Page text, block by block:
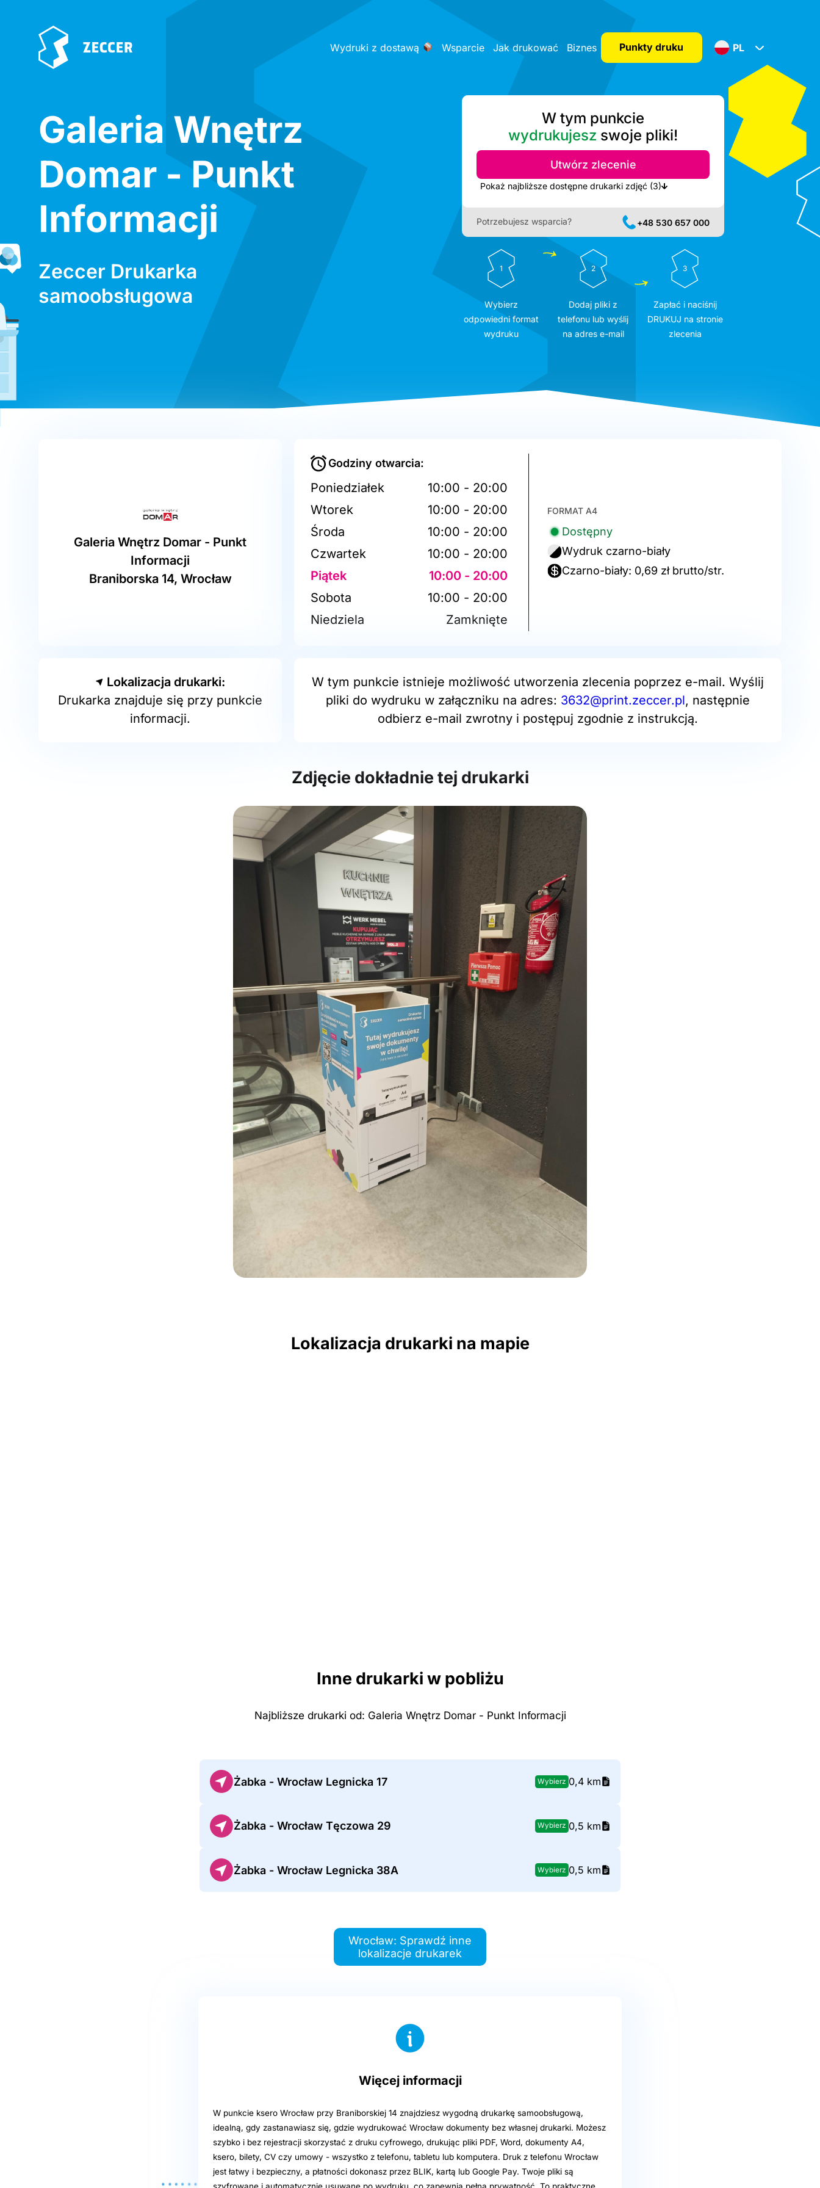
Wydruki z dostawą Wsparcie Jak drukować Biznes Punkty druku PL
Galeria Wnętrz
Domar - Punkt
Informacji
Zeccer Drukarka
samoobsługowa
W tym punkcie
wydrukujesz swoje pliki!
Utwórz zlecenie
Pokaż najbliższe dostępne drukarki zdjęć (3)
Potrzebujesz wsparcia? +48 530 657 000
1
Wybierz
odpowiedni format
wydruku
2
Dodaj pliki z
telefonu lub wyślij
na adres e-mail
3
Zapłać i naciśnij
DRUKUJ na stronie
zlecenia
Galeria Wnętrz Domar - Punkt
Informacji
Braniborska 14, Wrocław
Godziny otwarcia:
Poniedziałek
10:00 - 20:00
Wtorek
10:00 - 20:00
Środa
10:00 - 20:00
Czwartek
10:00 - 20:00
Piątek
10:00 - 20:00
Sobota
10:00 - 20:00
Niedziela
Zamknięte
FORMAT A4
Dostępny
Wydruk czarno-biały
Czarno-biały: 0,69 zł brutto/str.
Lokalizacja drukarki:
Drukarka znajduje się przy punkcie
informacji.
W tym punkcie istnieje możliwość utworzenia zlecenia poprzez e-mail. Wyślij
pliki do wydruku w załączniku na adres: 3632@print.zeccer.pl, następnie
odbierz e-mail zwrotny i postępuj zgodnie z instrukcją.
Zdjęcie dokładnie tej drukarki
Lokalizacja drukarki na mapie
Inne drukarki w pobliżu
Najbliższe drukarki od: Galeria Wnętrz Domar - Punkt Informacji
Żabka - Wrocław Legnicka 17 Wybierz 0,4 km
Żabka - Wrocław Tęczowa 29 Wybierz 0,5 km
Żabka - Wrocław Legnicka 38A Wybierz 0,5 km
Wrocław: Sprawdź inne
lokalizacje drukarek
Więcej informacji
W punkcie ksero Wrocław przy Braniborskiej 14 znajdziesz wygodną drukarkę samoobsługową,
idealną, gdy zastanawiasz się, gdzie wydrukować Wrocław dokumenty bez własnej drukarki. Możesz
szybko i bez rejestracji skorzystać z druku cyfrowego, drukując pliki PDF, Word, dokumenty A4,
ksero, bilety, CV czy umowy - wszystko z telefonu, tabletu lub komputera. Druk z telefonu Wrocław
jest łatwy i bezpieczny, a płatności dokonasz przez BLIK, kartą lub Google Pay. Twoje pliki są